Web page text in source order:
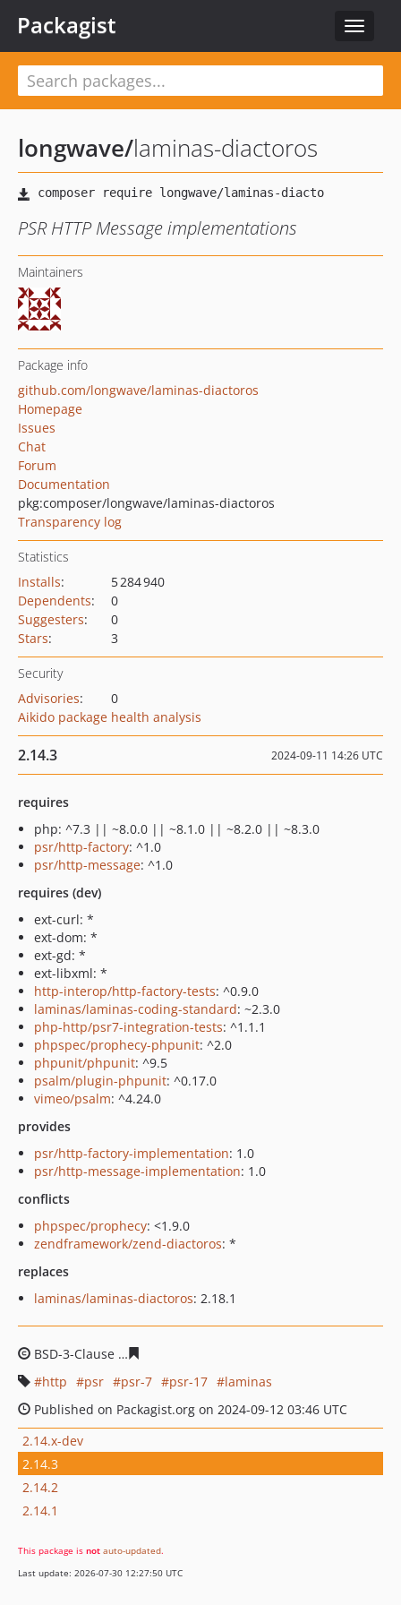
Toggle
Packagist
longwave/laminas-diactoros
PSR HTTP Message implementations
Maintainers
Package info
github.com/longwave/laminas-diactoros
Homepage
Issues
Chat
Forum
Documentation
pkg:composer/longwave/laminas-diactoros
Transparency log
Statistics
Installs:
5 284 940
Dependents:
0
Suggesters:
0
Stars: 3
Security
Advisories:
0
Aikido package health analysis
2.14.3 2024-09-11 14:26 UTC
requires
php: ^7.3 || ~8.0.0 || ~8.1.0 || ~8.2.0 || ~8.3.0
psr/http-factory: ^1.0
psr/http-message: ^1.0
requires (dev)
ext-curl: *
ext-dom: *
ext-gd: *
ext-libxml: *
http-interop/http-factory-tests: ^0.9.0
laminas/laminas-coding-standard: ~2.3.0
php-http/psr7-integration-tests: ^1.1.1
phpspec/prophecy-phpunit: ^2.0
phpunit/phpunit: ^9.5
psalm/plugin-phpunit: ^0.17.0
vimeo/psalm: ^4.24.0
provides
psr/http-factory-implementation: 1.0
psr/http-message-implementation: 1.0
conflicts
phpspec/prophecy: <1.9.0
zendframework/zend-diactoros: *
replaces
laminas/laminas-diactoros: 2.18.1
BSD-3-Clause
http
psr psr-7 psr-17
laminas
Published on Packagist.org on 2024-09-12 03:46 UTC
2.14.x-dev
2.14.3
2.14.2
2.14.1
This package is not auto-updated.
Last update: 2026-07-30 12:27:50 UTC